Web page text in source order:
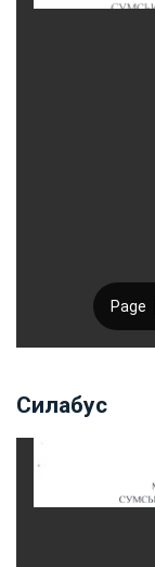
Силабус